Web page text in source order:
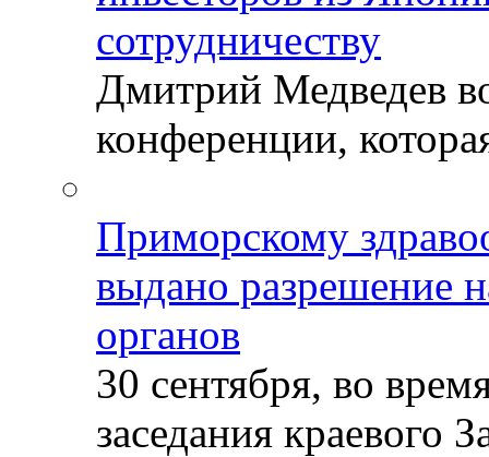
сотрудничеству
Дмитрий Медведев
конференции,
Приморскому
выдано разрешение
органов
30 сентября, во
заседания краевого